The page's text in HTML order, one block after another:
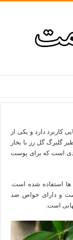
کاربرد دارد و یکی از
گلبرگ گل رز با بخار
است که برای پوست
ها استفاده شده است.
و دارای خواص ضد
است.